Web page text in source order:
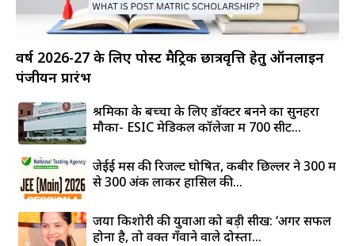
वर्ष 2026-27 के लिए पोस्ट मैट्रिक छात्रवृत्ति हेतु ऑनलाइन
पंजीयन प्रारंभ
श्रमिकों के बच्चों के लिए डॉक्टर बनने का सुनहरा
मौका- ESIC मेडिकल कॉलेजों में 700 सीटें...
जेईई मेंस की रिजल्ट घोषित, कबीर छिल्लर ने 300 में
से 300 अंक लाकर हासिल की...
जया किशोरी की युवाओं को बड़ी सीख: ‘अगर सफल
होना है, तो वक्त गँवाने वाले दोस्तों...